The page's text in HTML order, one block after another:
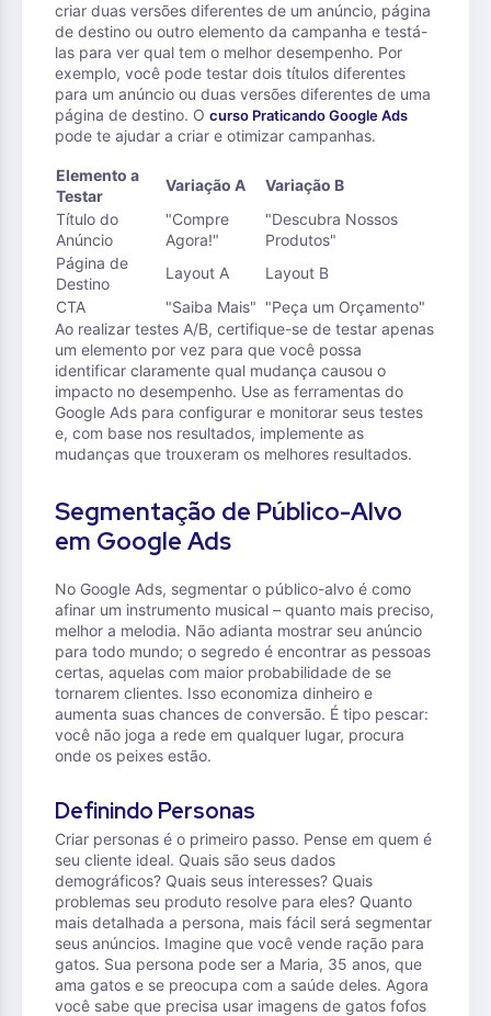
criar duas versões diferentes de um anúncio, página
de destino ou outro elemento da campanha e testá-
las para ver qual tem o melhor desempenho. Por
exemplo, você pode testar dois títulos diferentes
para um anúncio ou duas versões diferentes de uma
página de destino. O curso Praticando Google Ads
pode te ajudar a criar e otimizar campanhas.
Elemento a
Testar
Variação A
Variação B
Título do
Anúncio
"Compre
Agora!"
"Descubra Nossos
Produtos"
Página de
Destino
Layout A
Layout B
CTA
"Saiba Mais" "Peça um Orçamento"
Ao realizar testes A/B, certifique-se de testar apenas
um elemento por vez para que você possa
identificar claramente qual mudança causou o
impacto no desempenho. Use as ferramentas do
Google Ads para configurar e monitorar seus testes
e, com base nos resultados, implemente as
mudanças que trouxeram os melhores resultados.
Segmentação de Público-Alvo
em Google Ads
No Google Ads, segmentar o público-alvo é como
afinar um instrumento musical – quanto mais preciso,
melhor a melodia. Não adianta mostrar seu anúncio
para todo mundo; o segredo é encontrar as pessoas
certas, aquelas com maior probabilidade de se
tornarem clientes. Isso economiza dinheiro e
aumenta suas chances de conversão. É tipo pescar:
você não joga a rede em qualquer lugar, procura
onde os peixes estão.
Definindo Personas
Criar personas é o primeiro passo. Pense em quem é
seu cliente ideal. Quais são seus dados
demográficos? Quais seus interesses? Quais
problemas seu produto resolve para eles? Quanto
mais detalhada a persona, mais fácil será segmentar
seus anúncios. Imagine que você vende ração para
gatos. Sua persona pode ser a Maria, 35 anos, que
ama gatos e se preocupa com a saúde deles. Agora
você sabe que precisa usar imagens de gatos fofos